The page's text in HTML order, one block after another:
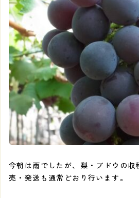
今朝は雨でしたが、梨・ブドウの収
売・発送も通常どおり行います。